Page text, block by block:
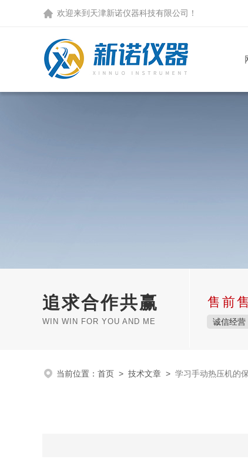
欢迎来到天津新诺仪器科技有限公司！
追求合作共赢
WIN WIN FOR YOU AND ME
售前
诚信经营
当前位置： 首页 > 技术文章 > 学习手动热压机的